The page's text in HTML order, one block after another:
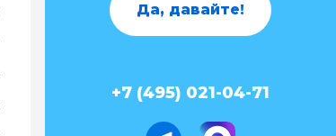
Да, давайте!
+7 (495) 021-04-71